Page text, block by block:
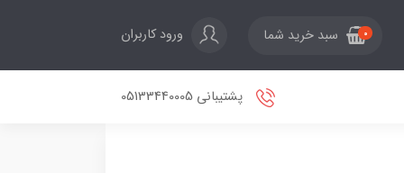
0 سبد خرید شما ورود کاربران
پشتیبانی 05133440005